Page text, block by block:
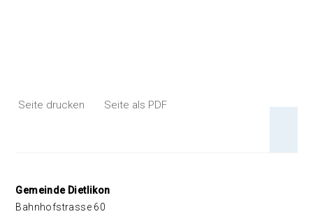
Seite drucken Seite als PDF
Footer
Gemeinde Dietlikon
Bahnhofstrasse 60